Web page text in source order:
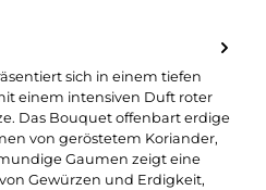
sich in einem tiefen
einem intensiven Duft roter
Das Bouquet offenbart erdige
von geröstetem Koriander,
Gaumen zeigt eine
Gewürzen und Erdigkeit,